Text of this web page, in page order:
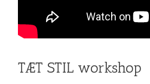
TÆT STIL workshop